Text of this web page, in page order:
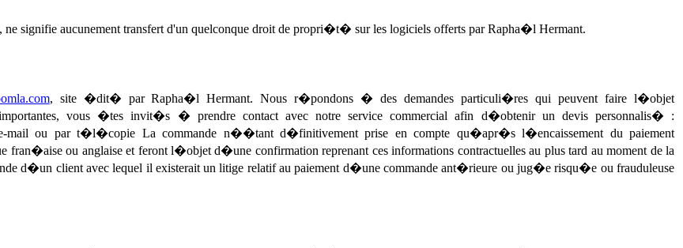
signifie aucunement transfert d'un quelconque droit de propri�t� sur les logiciels offerts par Rapha�l Hermant.
, site �dit� par Rapha�l Hermant. Nous r�pondons � des demandes particuli�res qui peuvent faire l�objet
vous �tes invit�s � prendre contact avec notre service commercial afin d�obtenir un devis personnalis� :
ou par t�l�copie La commande n��tant d�finitivement prise en compte qu�apr�s l�encaissement du paiement
fran�aise ou anglaise et feront l�objet d�une confirmation reprenant ces informations contractuelles au plus tard au moment de la
d�un client avec lequel il existerait un litige relatif au paiement d�une commande ant�rieure ou jug�e risqu�e ou frauduleuse